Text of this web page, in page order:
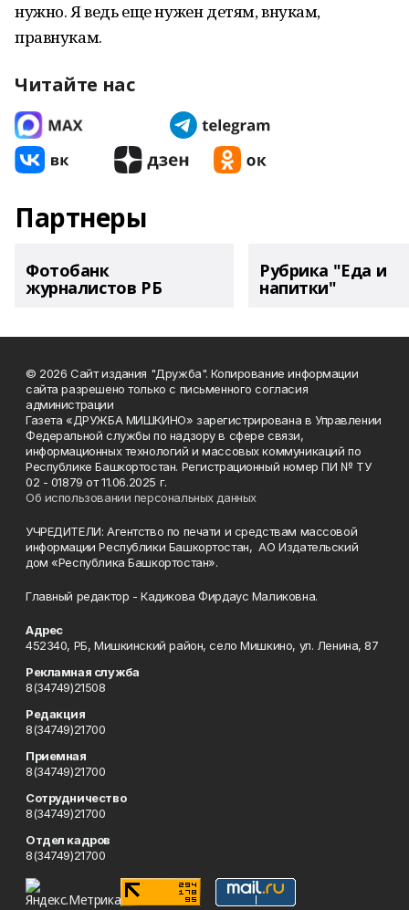
нужно. Я ведь еще нужен детям, внукам,
правнукам.
Читайте нас
Партнеры
Фотобанк
журналистов РБ
Рубрика "Еда и
напитки"
© 2026 Сайт издания "Дружба". Копирование информации
сайта разрешено только с письменного согласия
администрации
Газета «ДРУЖБА МИШКИНО» зарегистрирована в Управлении
Федеральной службы по надзору в сфере связи,
информационных технологий и массовых коммуникаций по
Республике Башкортостан. Регистрационный номер ПИ № ТУ
02 - 01879 от 11.06.2025 г.
Об использовании персональных данных
УЧРЕДИТЕЛИ: Агентство по печати и средствам массовой
информации Республики Башкортостан, АО Издательский
дом «Республика Башкортостан».
Главный редактор - Кадикова Фирдаус Маликовна.
Адрес
452340, РБ, Мишкинский район, село Мишкино, ул. Ленина, 87
Рекламная служба
8(34749)21508
Редакция
8(34749)21700
Приемная
8(34749)21700
Сотрудничество
8(34749)21700
Отдел кадров
8(34749)21700